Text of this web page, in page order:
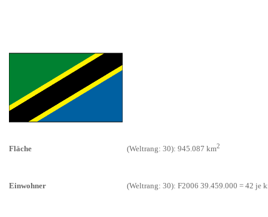
Fläche (Weltrang: 30): 945.087 km2
Einwohner (Weltrang: 30): F2006 39.459.000 = 42 je